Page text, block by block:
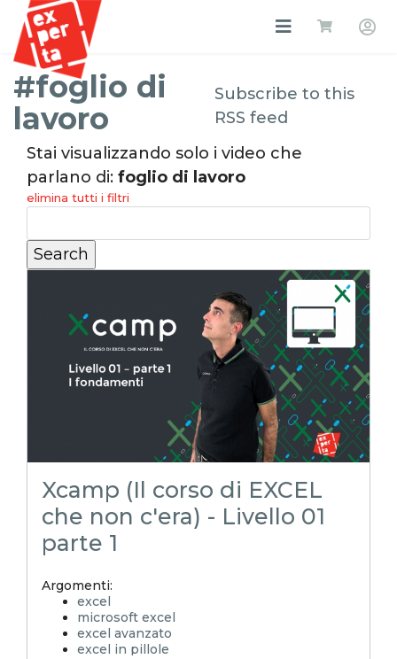
#foglio di
lavoro
Subscribe to this
RSS feed
Stai visualizzando solo i video che
parlano di: foglio di lavoro
elimina tutti i filtri
Xcamp (Il corso di EXCEL
che non c'era) - Livello 01
parte 1
Argomenti:
excel
microsoft excel
excel avanzato
excel in pillole